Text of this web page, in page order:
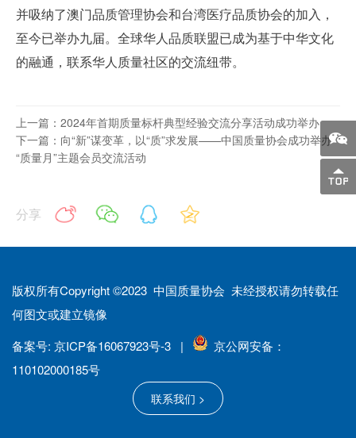
并吸纳了澳门品质管理协会和台湾医疗品质协会的加入，
至今已举办九届。全球华人品质联盟已成为基于中华文化
的融通，联系华人质量社区的交流纽带。
上一篇：2024年首期质量标杆典型经验交流分享活动成功举办
下一篇：向“新”谋变革，以“质”求发展——中国质量协会成功举办
“质量月”主题会员交流活动
分享
版权所有Copyright ©2023 中国质量协会 未经授权请勿转载任
何图文或建立镜像
备案号: 京ICP备16067923号-3 |
京公网安备：
110102000185号
联系我们 >